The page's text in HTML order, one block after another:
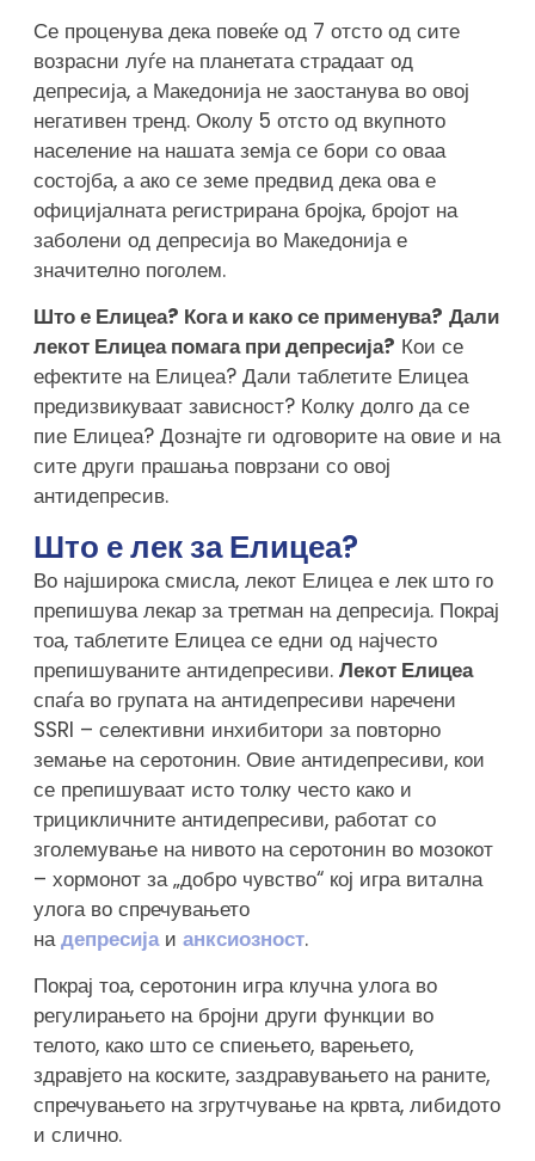
Се проценува дека повеќе од 7 отсто од сите
возрасни луѓе на планетата страдаат од
депресија, а Македонија не заостанува во овој
негативен тренд. Околу 5 отсто од вкупното
население на нашата земја се бори со оваа
состојба, а ако се земе предвид дека ова е
официјалната регистрирана бројка, бројот на
заболени од депресија во Македонија е
значително поголем.
Што е Елицеа? Кога и како се применува? Дали
лекот Елицеа помага при депресија? Кои се
ефектите на Елицеа? Дали таблетите Елицеа
предизвикуваат зависност? Колку долго да се
пие Елицеа? Дознајте ги одговорите на овие и на
сите други прашања поврзани со овој
антидепресив.
Што е лек за Елицеа?
Во најширока смисла, лекот Елицеа е лек што го
препишува лекар за третман на депресија. Покрај
тоа, таблетите Елицеа се едни од најчесто
препишуваните антидепресиви. Лекот Елицеа
спаѓа во групата на антидепресиви наречени
SSRI – селективни инхибитори за повторно
земање на серотонин. Овие антидепресиви, кои
се препишуваат исто толку често како и
трицикличните антидепресиви, работат со
зголемување на нивото на серотонин во мозокот
– хормонот за „добро чувство“ кој игра витална
улога во спречувањето
надепресијаи анксиозност.
Покрај тоа, серотонин игра клучна улога во
регулирањето на бројни други функции во
телото, како што се спиењето, варењето,
здравјето на коските, заздравувањето на раните,
спречувањето на згрутчување на крвта, либидото
и слично.